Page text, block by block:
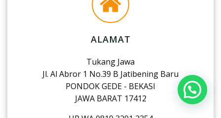
ALAMAT
Tukang Jawa
Jl. Al Abror 1 No.39 B Jatibening Baru
PONDOK GEDE - BEKASI
JAWA BARAT 17412